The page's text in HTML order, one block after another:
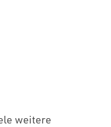
weitere